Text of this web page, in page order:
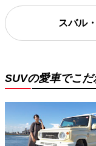
スバル
SUVの愛車でこ